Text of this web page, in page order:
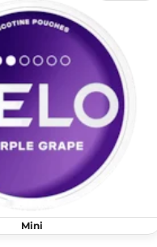
Mini